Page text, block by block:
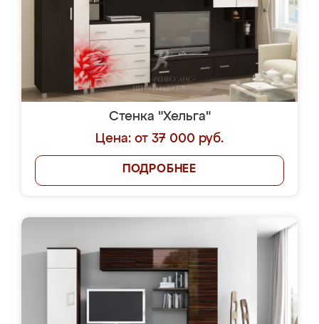
Стенка "Хельга"
Цена: от 37 000 руб.
ПОДРОБНЕЕ